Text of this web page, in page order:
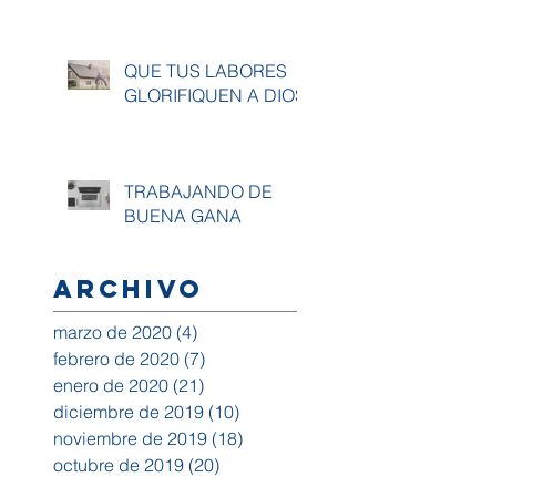
QUE TUS LABORES
GLORIFIQUEN A DIOS
TRABAJANDO DE
BUENA GANA
Archivo
marzo de 2020 (4)
febrero de 2020 (7)
enero de 2020 (21)
diciembre de 2019 (10)
noviembre de 2019 (18)
octubre de 2019 (20)